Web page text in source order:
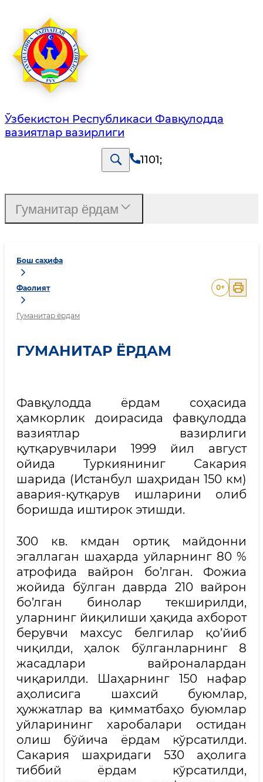
Ўзбекистон Республикаси Фавқулодда
вазиятлар вазирлиги
1101;
Бош саҳифа
Фаолият
Гуманитар ёрдам
0+
ГУМАНИТАР ЁРДАМ
Фавқулодда ёрдам соҳасида
ҳамкорлик доирасида фавқулодда
вазиятлар вазирлиги
қутқарувчилари 1999 йил август
ойида Туркияниниг Сакария
шарида (Истанбул шаҳридан 150 км)
авария-қутқарув ишларини олиб
боришда иштирок этишди.
300 кв. кмдан ортиқ майдонни
эгаллаган шаҳарда уйларнинг 80 %
атрофида вайрон бо’лган. Фожиа
жойида бўлган даврда 210 вайрон
бо’лган бинолар текширилди,
уларнинг йиқилиши ҳақида ахборот
берувчи махсус белгилар қо’йиб
чиқилди, ҳалок бўлганларнинг 8
жасадлари вайроналардан
чиқарилди. Шаҳарнинг 150 нафар
аҳолисига шахсий буюмлар,
ҳужжатлар ва қимматбаҳо буюмлар
уйларининг харобалари остидан
олиш бўйича ёрдам кўрсатилди.
Сакария шаҳридаги 530 аҳолига
тиббий ёрдам кўрсатилди,
Гуманитар ёрдам